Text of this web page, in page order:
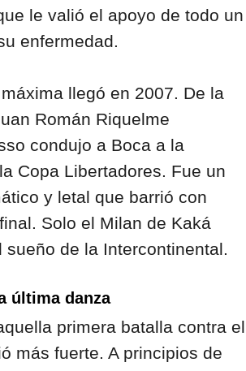
le valió el apoyo de todo un
enfermedad.
llegó en 2007. De la
Román Riquelme
condujo a Boca a la
Copa Libertadores. Fue un
y letal que barrió con
Solo el Milan de Kaká
sueño de la Intercontinental.
última danza
primera batalla contra el
más fuerte. A principios de